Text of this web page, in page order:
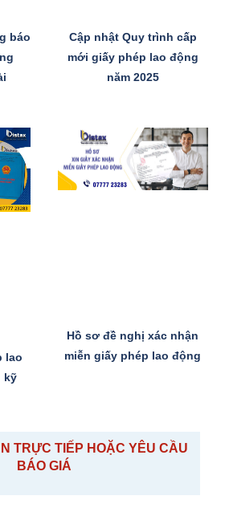
báo
Cập nhật Quy trình cấp
mới giấy phép lao động
năm 2025
lao
kỹ
Hồ sơ đề nghị xác nhận
miễn giấy phép lao động
TRỰC TIẾP HOẶC YÊU CẦU
BÁO GIÁ